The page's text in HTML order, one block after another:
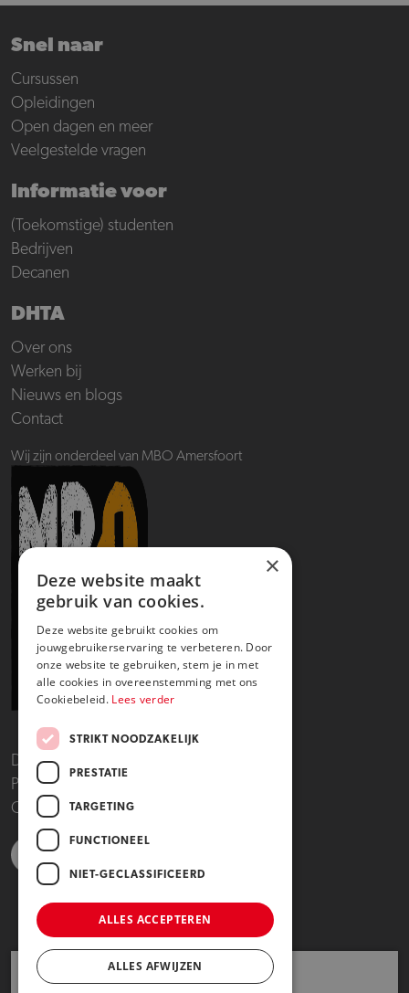
Snel naar
Cursussen
Opleidingen
Open dagen en meer
Veelgestelde vragen
Informatie voor
(Toekomstige) studenten
Bedrijven
Decanen
DHTA
Over ons
Werken bij
Nieuws en blogs
Contact
Wij zijn onderdeel van MBO Amersfoort
Disclaimer
Privacy- en cookieverklaring
Copyright 2025
×
Deze website maakt
gebruik van cookies.
Deze website gebruikt cookies om
jouwgebruikerservaring te verbeteren. Door
onze website te gebruiken, stem je in met
alle cookies in overeenstemming met ons
Cookiebeleid. Lees verder
STRIKT NOODZAKELIJK
PRESTATIE
TARGETING
FUNCTIONEEL
NIET-GECLASSIFICEERD
ALLES ACCEPTEREN
ALLES AFWIJZEN